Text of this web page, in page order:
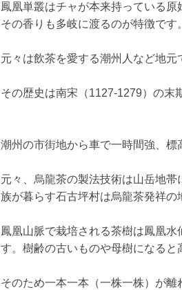
鳳凰単叢はチャが本来持っている
その香りも多岐に渡るのが特徴です。
元々は飲茶を愛する潮州人など地元
その歴史は南宋（1127-1279）の末
潮州の市街地から車で一時間強、標
元々、烏龍茶の製法技術は山岳地
族が暮らす石古坪村は烏龍茶発祥の
鳳凰山脈で栽培される茶樹は鳳凰
す。樹齢の古いものや母樹になると
そのため一本一本（一株一株）が